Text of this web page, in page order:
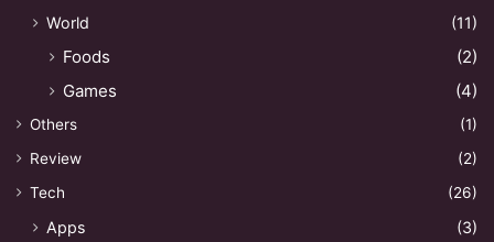
World
(11)
Foods
(2)
Games
(4)
Others
(1)
Review
(2)
Tech
(26)
Apps
(3)